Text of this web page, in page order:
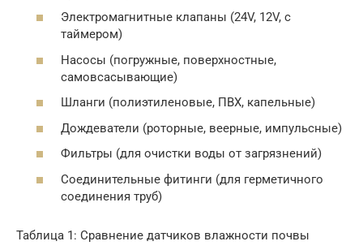
Электромагнитные клапаны (24V, 12V, с
таймером)
Насосы (погружные, поверхностные,
самовсасывающие)
Шланги (полиэтиленовые, ПВХ, капельные)
Дождеватели (роторные, веерные, импульсные)
Фильтры (для очистки воды от загрязнений)
Соединительные фитинги (для герметичного
соединения труб)
Таблица 1: Сравнение датчиков влажности почвы